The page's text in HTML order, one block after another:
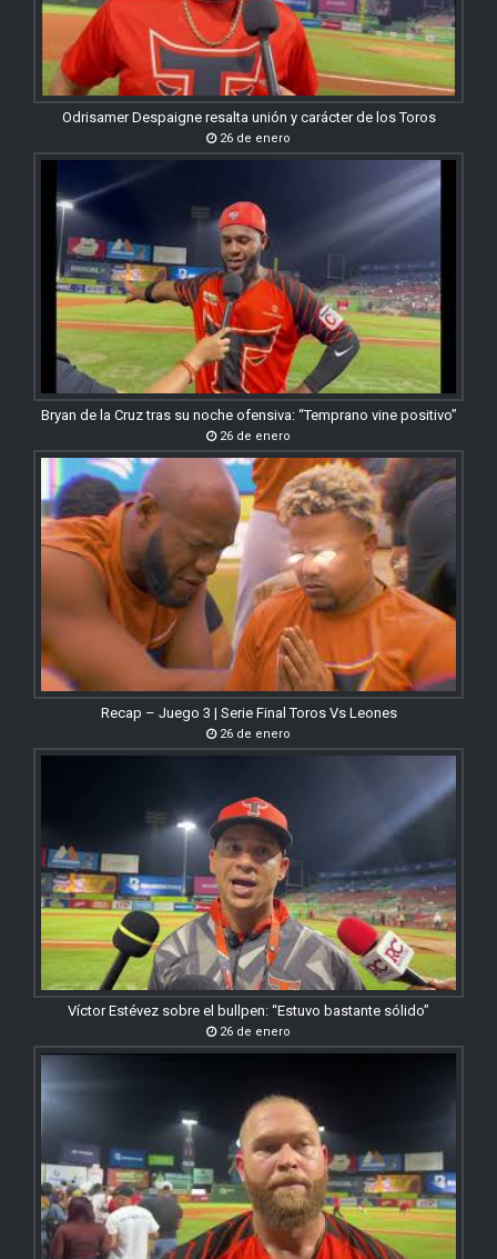
Odrisamer Despaigne resalta unión y carácter de los Toros
26 de enero
Bryan de la Cruz tras su noche ofensiva: “Temprano vine positivo”
26 de enero
Recap – Juego 3 | Serie Final Toros Vs Leones
26 de enero
Víctor Estévez sobre el bullpen: “Estuvo bastante sólido”
26 de enero